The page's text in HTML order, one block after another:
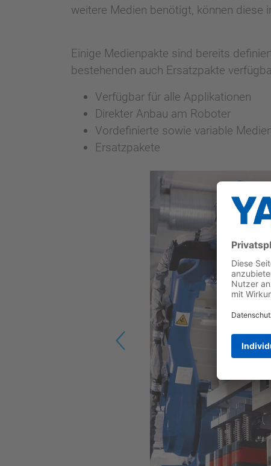
weitere Medien benötigt, können diese
Einige Medienpakte sind bereits
bestehenden auch Ersatzpakte
Verfügbar für alle Applikationen
Direkter Anbau am Roboter
Vordefinierte sowie variable
Ersatzpakete
Previous